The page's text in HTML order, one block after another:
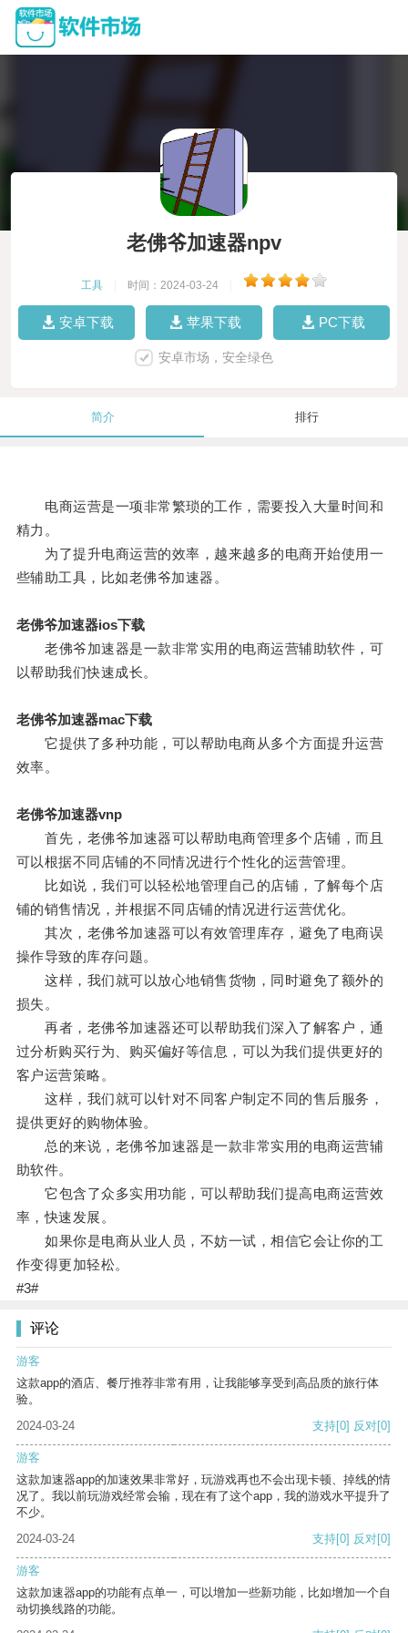
老佛爷加速器npv
工具 时间：2024-03-24
安卓下载 苹果下载 PC下载
安卓市场，安全绿色
简介 排行
电商运营是一项非常繁琐的工作，需要投入大量时间和
精力。
为了提升电商运营的效率，越来越多的电商开始使用一
些辅助工具，比如老佛爷加速器。
老佛爷加速器ios下载
老佛爷加速器是一款非常实用的电商运营辅助软件，可
以帮助我们快速成长。
老佛爷加速器mac下载
它提供了多种功能，可以帮助电商从多个方面提升运营
效率。
老佛爷加速器vnp
首先，老佛爷加速器可以帮助电商管理多个店铺，而且
可以根据不同店铺的不同情况进行个性化的运营管理。
比如说，我们可以轻松地管理自己的店铺，了解每个店
铺的销售情况，并根据不同店铺的情况进行运营优化。
其次，老佛爷加速器可以有效管理库存，避免了电商误
操作导致的库存问题。
这样，我们就可以放心地销售货物，同时避免了额外的
损失。
再者，老佛爷加速器还可以帮助我们深入了解客户，通
过分析购买行为、购买偏好等信息，可以为我们提供更好的
客户运营策略。
这样，我们就可以针对不同客户制定不同的售后服务，
提供更好的购物体验。
总的来说，老佛爷加速器是一款非常实用的电商运营辅
助软件。
它包含了众多实用功能，可以帮助我们提高电商运营效
率，快速发展。
如果你是电商从业人员，不妨一试，相信它会让你的工
作变得更加轻松。
#3#
评论
游客
这款app的酒店、餐厅推荐非常有用，让我能够享受到高品质的旅行体
验。
2024-03-24
支持[0] 反对[0]
游客
这款加速器app的加速效果非常好，玩游戏再也不会出现卡顿、掉线的情
况了。我以前玩游戏经常会输，现在有了这个app，我的游戏水平提升了
不少。
2024-03-24
支持[0] 反对[0]
游客
这款加速器app的功能有点单一，可以增加一些新功能，比如增加一个自
动切换线路的功能。